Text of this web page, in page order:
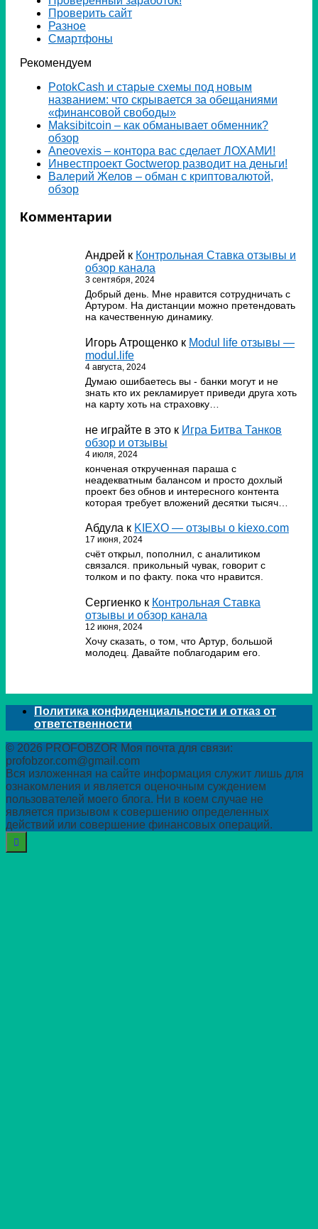
Проверить сайт
Разное
Смартфоны
Рекомендуем
PotokCash и старые схемы под новым
названием: что скрывается за обещаниями
«финансовой свободы»
Мaksibitcoin – как обманывает обменник?
обзор
Аneovexis – контора вас сделает ЛОХАМИ!
Инвестпроект Goctwerop разводит на деньги!
Валерий Желов – обман с криптовалютой,
обзор
Комментарии
Андрей к Контрольная Ставка отзывы и
обзор канала
3 сентября, 2024
Добрый день. Мне нравится сотрудничать с
Артуром. На дистанции можно претендовать
на качественную динамику.
Игорь Атрощенко к Modul life отзывы —
modul.life
4 августа, 2024
Думаю ошибаетесь вы - банки могут и не
знать кто их рекламирует приведи друга хоть
на карту хоть на страховку…
не играйте в это к Игра Битва Танков
обзор и отзывы
4 июля, 2024
конченая открученная параша с
неадекватным балансом и просто дохлый
проект без обнов и интересного контента
которая требует вложений десятки тысяч…
Абдула к KIEXO — отзывы о kiexo.com
17 июня, 2024
счёт открыл, пополнил, с аналитиком
связался. прикольный чувак, говорит с
толком и по факту. пока что нравится.
Сергиенко к Контрольная Ставка
отзывы и обзор канала
12 июня, 2024
Хочу сказать, о том, что Артур, большой
молодец. Давайте поблагодарим его.
Политика конфиденциальности и отказ от
ответственности
© 2026 PROFOBZOR Моя почта для связи:
profobzor.com@gmail.com
Вся изложенная на сайте информация служит лишь для
ознакомления и является оценочным суждением
пользователей моего блога. Ни в коем случае не
является призывом к совершению определенных
действий или совершение финансовых операций.